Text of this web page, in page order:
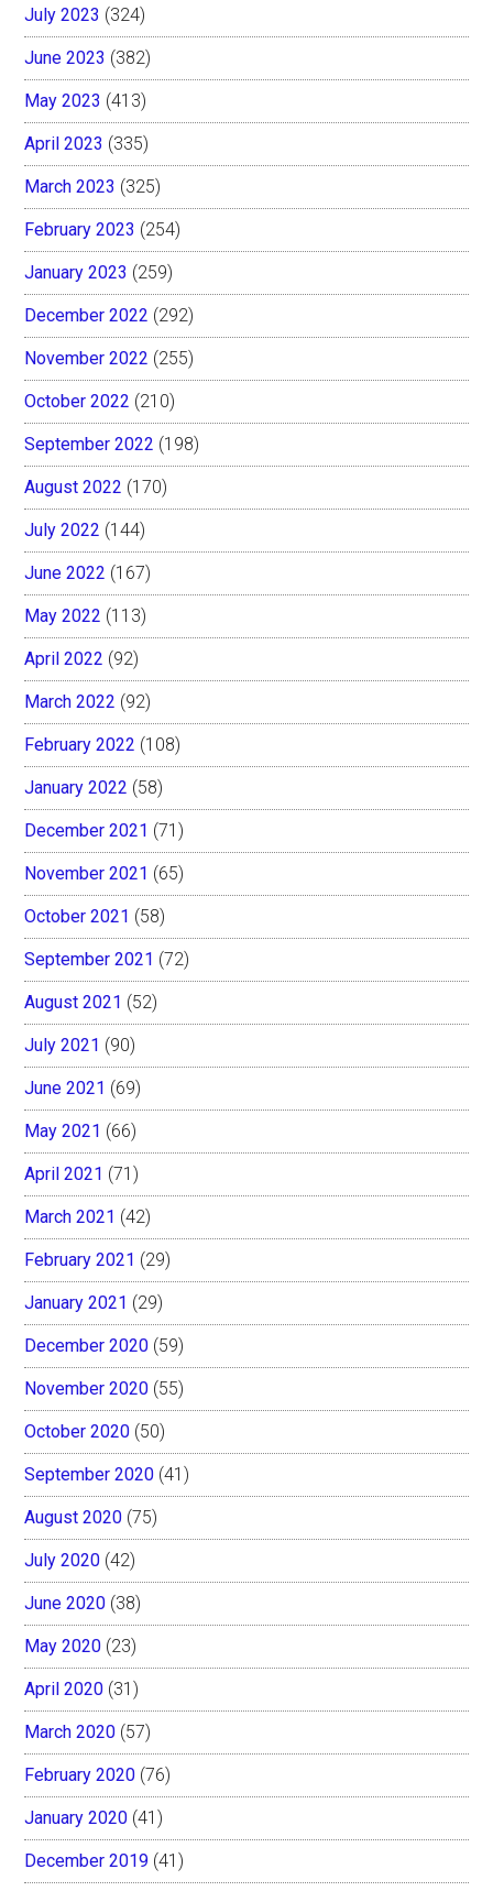
July 2023 (324)
June 2023 (382)
May 2023 (413)
April 2023 (335)
March 2023 (325)
February 2023 (254)
January 2023 (259)
December 2022 (292)
November 2022 (255)
October 2022 (210)
September 2022 (198)
August 2022 (170)
July 2022 (144)
June 2022 (167)
May 2022 (113)
April 2022 (92)
March 2022 (92)
February 2022 (108)
January 2022 (58)
December 2021 (71)
November 2021 (65)
October 2021 (58)
September 2021 (72)
August 2021 (52)
July 2021 (90)
June 2021 (69)
May 2021 (66)
April 2021 (71)
March 2021 (42)
February 2021 (29)
January 2021 (29)
December 2020 (59)
November 2020 (55)
October 2020 (50)
September 2020 (41)
August 2020 (75)
July 2020 (42)
June 2020 (38)
May 2020 (23)
April 2020 (31)
March 2020 (57)
February 2020 (76)
January 2020 (41)
December 2019 (41)